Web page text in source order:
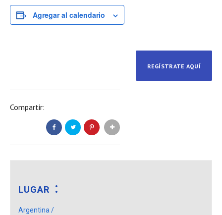
Agregar al calendario
REGÍSTRATE AQUÍ
LUGAR
Argentina /
Compartir: